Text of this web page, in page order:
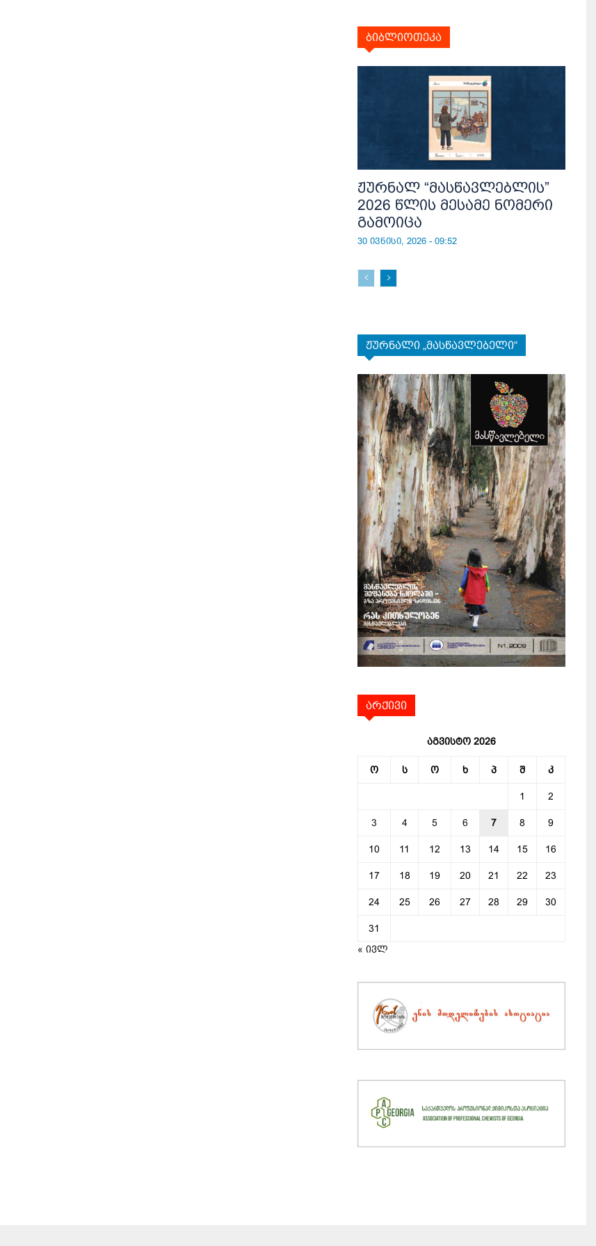
ბიბლიოთეკა
ჟურნალ “მასწავლებლის”
2026 წლის მესამე ნომერი
გამოიცა
30 ივნისი, 2026 - 09:52
ჟურნალი „მასწავლებელი“
არქივი
აგვისტო 2026
ო ს ო ხ პ შ კ
1 2
3 4 5 6 7 8 9
10 11 12 13 14 15 16
17 18 19 20 21 22 23
24 25 26 27 28 29 30
31
« ივლ